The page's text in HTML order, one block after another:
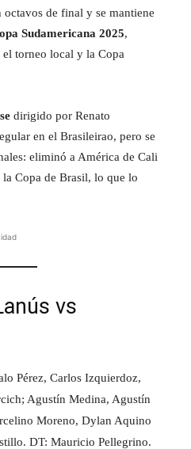
de final y se mantiene
Sudamericana 2025,
el torneo local y la Copa
dirigido por Renato
en el Brasileirao, pero se
eliminó a América de Cali
Copa de Brasil, lo que lo
vs
Pérez, Carlos Izquierdoz,
Agustín Medina, Agustín
Moreno, Dylan Aquino
DT: Mauricio Pellegrino.